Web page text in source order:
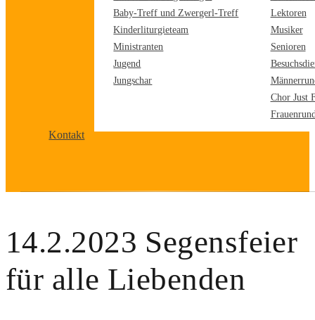
Baby-Treff und Zwergerl-Treff
Kinderliturgieteam
Ministranten
Jugend
Jungschar
Lektoren
Musiker
Senioren
Chor Just
Kontakt
14.2.2023 Segensfeier
für alle Liebenden